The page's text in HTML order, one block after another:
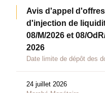
Avis d'appel
d'injection de
08/M/2026 et 08/
2026
Date limite de dépôt des
24 juillet 2026